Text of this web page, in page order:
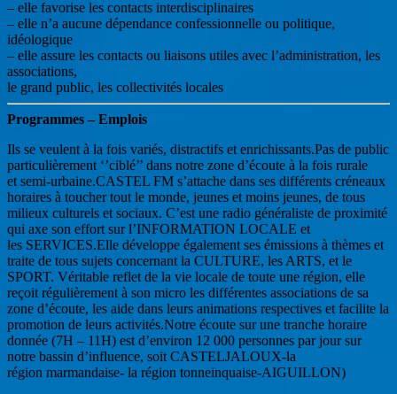
– elle favorise les contacts interdisciplinaires
– elle n’a aucune dépendance confessionnelle ou politique,
idéologique
– elle assure les contacts ou liaisons utiles avec l’administration, les
associations,
le grand public, les collectivités locales
Programmes – Emplois
Ils se veulent à la fois variés, distractifs et enrichissants.Pas de public
particulièrement ‘’ciblé’’ dans notre zone d’écoute à la fois rurale
et semi-urbaine.CASTEL FM s’attache dans ses différents créneaux
horaires à toucher tout le monde, jeunes et moins jeunes, de tous
milieux culturels et sociaux. C’est une radio généraliste de proximité
qui axe son effort sur l’INFORMATION LOCALE et
les SERVICES.Elle développe également ses émissions à thèmes et
traite de tous sujets concernant la CULTURE, les ARTS, et le
SPORT. Véritable reflet de la vie locale de toute une région, elle
reçoit régulièrement à son micro les différentes associations de sa
zone d’écoute, les aide dans leurs animations respectives et facilite la
promotion de leurs activités.Notre écoute sur une tranche horaire
donnée (7H – 11H) est d’environ 12 000 personnes par jour sur
notre bassin d’influence, soit CASTELJALOUX-la
région marmandaise- la région tonneinquaise-AIGUILLON)